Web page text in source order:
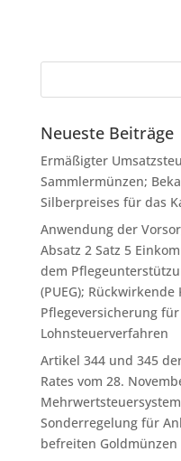
Neueste Beiträge
Ermäßigter
Sammlermünzen;
Silberpreises für das
Anwendung der
Absatz 2 Satz 5
dem
(PUEG);
Pflegeversicherung
Lohnsteuerverfahren
Artikel 344 und 345
Rates vom 28.
Mehrwertsteuersystem
Sonderregelung für
befreiten Goldmünzen